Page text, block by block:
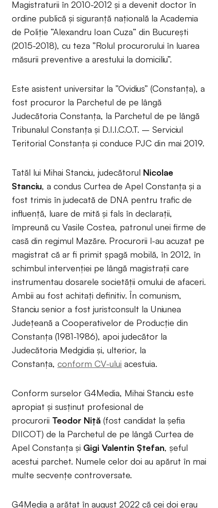
Magistraturii în 2010-2012 și a devenit doctor în
ordine publică și siguranță națională la Academia
de Poliție ”Alexandru Ioan Cuza” din București
(2015-2018), cu teza ”Rolul procurorului în luarea
măsurii preventive a arestului la domiciliu”.
Este asistent universitar la ”Ovidius” (Constanța), a
fost procuror la Parchetul de pe lângă
Judecătoria Constanța, la Parchetul de pe lângă
Tribunalul Constanța și D.I.I.C.O.T. – Serviciul
Teritorial Constanța și conduce PJC din mai 2019.
Tatăl lui Mihai Stanciu, judecătorul Nicolae
Stanciu, a condus Curtea de Apel Constanța și a
fost trimis în judecată de DNA pentru trafic de
influenţă, luare de mită şi fals în declaraţii,
împreună cu Vasile Costea, patronul unei firme de
casă din regimul Mazăre. Procurorii l-au acuzat pe
magistrat că ar fi primit șpagă mobilă, în 2012, în
schimbul intervenției pe lângă magistrații care
instrumentau dosarele societății omului de afaceri.
Ambii au fost achitați definitiv. În comunism,
Stanciu senior a fost juristconsult la Uniunea
Judeţeană a Cooperativelor de Producţie din
Constanţa (1981-1986), apoi judecător la
Judecătoria Medgidia și, ulterior, la
Constanța, conform CV-ului acestuia.
Conform surselor G4Media, Mihai Stanciu este
apropiat și susținut profesional de
procurorii Teodor Niță (fost candidat la șefia
DIICOT) de la Parchetul de pe lângă Curtea de
Apel Constanța și Gigi Valentin Ștefan, șeful
acestui parchet. Numele celor doi au apărut în mai
multe secvențe controversate.
G4Media a arătat în august 2022 că cei doi erau